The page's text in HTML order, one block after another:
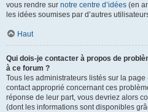
vous rendre sur notre centre d’idées (en
les idées soumises par d’autres
Haut
Qui dois-je contacter à propos de
à ce forum ?
Tous les administrateurs listés sur la page
contact approprié concernant ces
réponse de leur part, vous devriez alors
(dont les informations sont disponibles